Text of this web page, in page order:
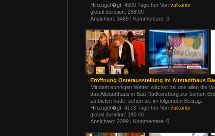
Hinzugef�gt: 4509 Tage her Von vulkantv
global.duration: 258.09
Ansichten: 3469 | Kommentare: 0
Eröffnung Osterausstellung im Altstadthaus
Mit dem sonnigen Wetter wächst bei uns allen die
das Altstadthaus in Bad Radkersburg zur bunten
zu bieten hatte, sehen sie im folgenden Beitrag.
Hinzugef�gt: 4173 Tage her Von vulkantv
global.duration: 190.40
Ansichten: 2299 | Kommentare: 0